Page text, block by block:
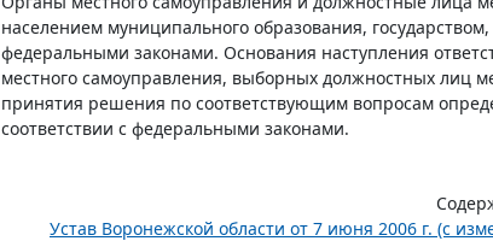
населением муниципального образования,
федеральными законами. Основания наступления
местного самоуправления, выборных должностных лиц
принятия решения по соответствующим вопросам
соответствии с федеральными законами.
Устав Воронежской области от 7 июня 2006 г. (с